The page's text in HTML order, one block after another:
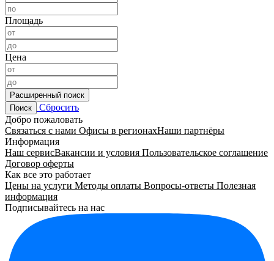
Площадь
Цена
Расширенный поиск
Поиск
Сбросить
Добро пожаловать
Связаться с нами Офисы в регионахНаши партнёры
Информация
Наш сервисВакансии и условия Пользовательское соглашение
Договор оферты
Как все это работает
Цены на услуги Методы оплаты Вопросы-ответы Полезная
информация
Подписывайтесь на нас